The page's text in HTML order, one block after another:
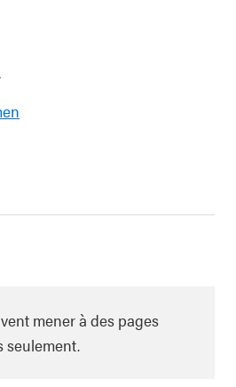
mener à des pages
seulement.